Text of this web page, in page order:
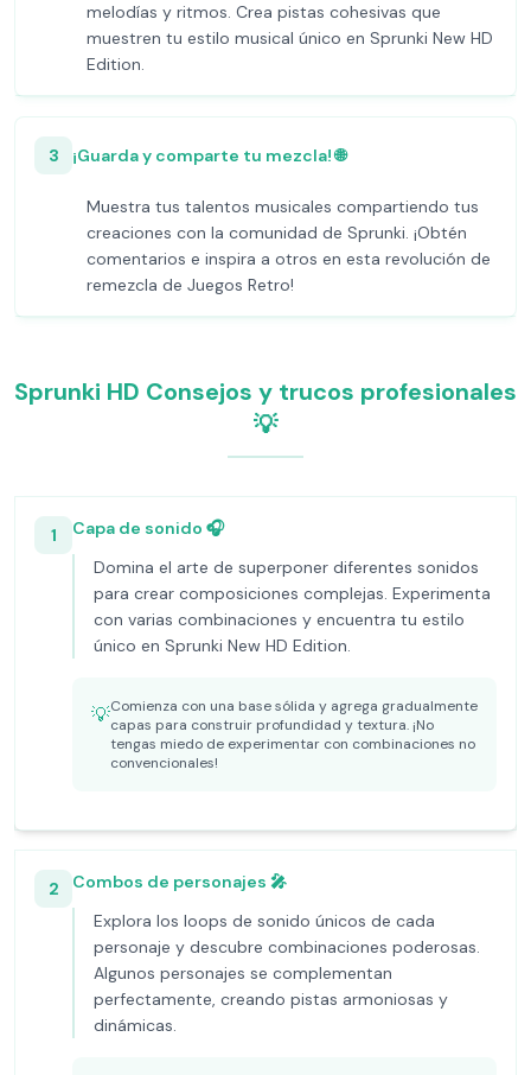
melodías y ritmos. Crea pistas cohesivas que
muestren tu estilo musical único en Sprunki New HD
Edition.
3 ¡Guarda y comparte tu mezcla! 🌐
Muestra tus talentos musicales compartiendo tus
creaciones con la comunidad de Sprunki. ¡Obtén
comentarios e inspira a otros en esta revolución de
remezcla de Juegos Retro!
Sprunki HD Consejos y trucos profesionales
💡
1
Capa de sonido 🎧
Domina el arte de superponer diferentes sonidos
para crear composiciones complejas. Experimenta
con varias combinaciones y encuentra tu estilo
único en Sprunki New HD Edition.
💡Comienza con una base sólida y agrega gradualmente
capas para construir profundidad y textura. ¡No
tengas miedo de experimentar con combinaciones no
convencionales!
2
Combos de personajes 🎤
Explora los loops de sonido únicos de cada
personaje y descubre combinaciones poderosas.
Algunos personajes se complementan
perfectamente, creando pistas armoniosas y
dinámicas.